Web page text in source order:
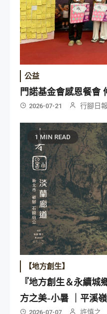
公益
門諾基金會感恩餐會
2026-07-21 行腳日報
1 MIN READ
【地方創生】
『地方創生＆永續
方之美-小暑 ｜平溪
2026-07-07 許慎之